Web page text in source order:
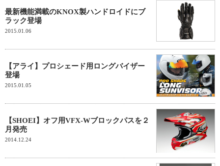
最新機能満載のKNOX製ハンドロイドにブ
ラック登場
2015.01.06
【アライ】プロシェード用ロングバイザー
登場
2015.01.05
【SHOEI】オフ用VFX-Wブロックパスを２
月発売
2014.12.24